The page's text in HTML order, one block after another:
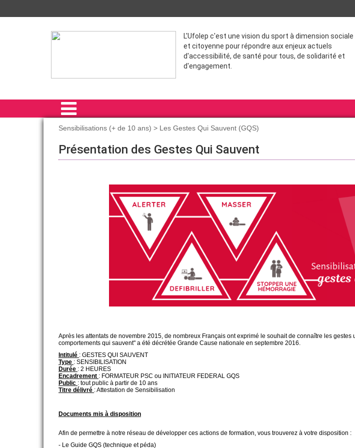
L'Ufolep c'est une vision du sport à dimension sociale
et citoyenne pour répondre aux enjeux actuels
d'accessibilité, de santé pour tous, de solidarité et
d'engagement.
SENSIBILISATIONS (- DE 10 ANS)
Sensibilisations (+ de 10 ans) > Les Gestes Qui Sauvent (GQS)
Présentation des Gestes Qui Sauvent
Après les attentats de novembre 2015, de nombreux Français ont exprimé le souhait de connaître les
comportements qui sauvent" a été décrétée Grande Cause nationale en septembre 2016.
Intitulé : GESTES QUI SAUVENT
Type : SENSIBILISATION
Durée : 2 HEURES
Encadrement : FORMATEUR PSC ou INITIATEUR FEDERAL GQS
Public : tout public à partir de 10 ans
Titre délivré : Attestation de Sensibilisation
Documents mis à disposition
Afin de permettre à notre réseau de développer ces actions de formation, vous trouverez à votre disposition :
- Le Guide GQS (technique et péda)